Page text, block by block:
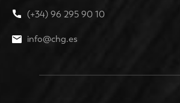
(+34) 96 295 90 10
info@chg.es